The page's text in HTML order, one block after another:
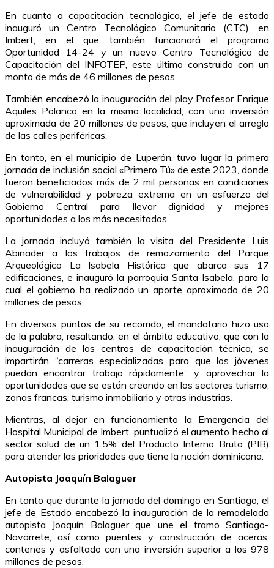
En cuanto a capacitación tecnológica, el jefe de estado
inauguró un Centro Tecnológico Comunitario (CTC), en
Imbert, en el que también funcionará el programa
Oportunidad 14-24 y un nuevo Centro Tecnológico de
Capacitación del INFOTEP, este último construido con un
monto de más de 46 millones de pesos.
También encabezó la inauguración del play Profesor Enrique
Aquiles Polanco en la misma localidad, con una inversión
aproximada de 20 millones de pesos, que incluyen el arreglo
de las calles periféricas.
En tanto, en el municipio de Luperón, tuvo lugar la primera
jornada de inclusión social «Primero Tú» de este 2023, donde
fueron beneficiados más de 2 mil personas en condiciones
de vulnerabilidad y pobreza extrema en un esfuerzo del
Gobierno Central para llevar dignidad y mejores
oportunidades a los más necesitados.
La jornada incluyó también la visita del Presidente Luis
Abinader a los trabajos de remozamiento del Parque
Arqueológico La Isabela Histórica que abarca sus 17
edificaciones, e inauguró la parroquia Santa Isabela, para la
cual el gobierno ha realizado un aporte aproximado de 20
millones de pesos.
En diversos puntos de su recorrido, el mandatario hizo uso
de la palabra, resaltando, en el ámbito educativo, que con la
inauguración de los centros de capacitación técnica, se
impartirán “carreras especializadas para que los jóvenes
puedan encontrar trabajo rápidamente” y aprovechar la
oportunidades que se están creando en los sectores turismo,
zonas francas, turismo inmobiliario y otras industrias.
Mientras, al dejar en funcionamiento la Emergencia del
Hospital Municipal de Imbert, puntualizó el aumento hecho al
sector salud de un 1.5% del Producto Interno Bruto (PIB)
para atender las prioridades que tiene la nación dominicana.
Autopista Joaquín Balaguer
En tanto que durante la jornada del domingo en Santiago, el
jefe de Estado encabezó la inauguración de la remodelada
autopista Joaquín Balaguer que une el tramo Santiago-
Navarrete, así como puentes y construcción de aceras,
contenes y asfaltado con una inversión superior a los 978
millones de pesos.